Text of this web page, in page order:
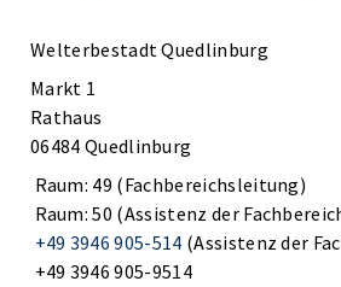
Welterbestadt Quedlinburg
Markt 1
Rathaus
06484 Quedlinburg
Raum: 49 (Fachbereichsleitung)
Raum: 50 (Assistenz der
+49 3946 905-514 (Assistenz der
+49 3946 905-9514